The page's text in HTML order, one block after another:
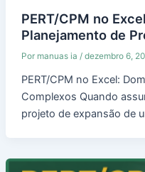
PERT/CPM no
Planejamento de
Por manuas ia / dezembro 6,
PERT/CPM no Excel:
Complexos Quando
projeto de expansão de